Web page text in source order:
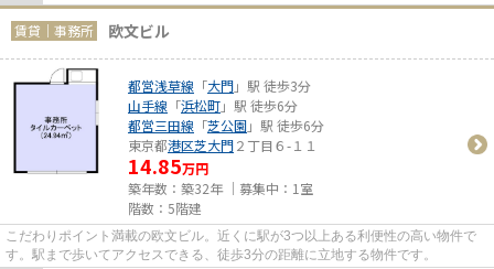
賃貸｜事務所 欧文ビル
都営浅草線 「大門」駅 徒歩3分
山手線 「浜松町」駅 徒歩6分
都営三田線 「芝公園」駅 徒歩6分
東京都港区芝大門２丁目６-１１
14.85万円
築年数：築32年 ｜募集中： 1室
階数：5階建
こだわりポイント満載の欧文ビル。近くに駅が3つ以上ある利便性の高い物件で
す。駅まで歩いてアクセスできる、徒歩3分の距離に立地する物件です。